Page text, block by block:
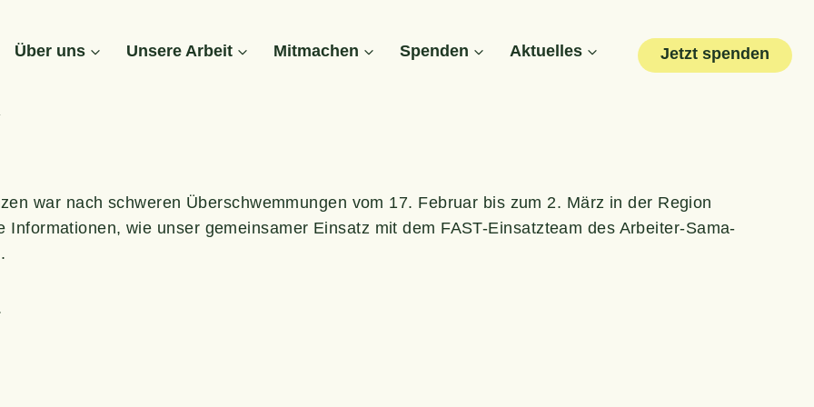
Über uns Unse­re Arbeit Mit­ma­chen Spen­den Aktu­el­les Jetzt spenden
war nach schwe­ren Über­schwem­mun­gen vom 17. Febru­ar bis zum 2. März in der Regi­on
Infor­ma­tio­nen, wie unser gemein­sa­mer Ein­satz mit dem FAST-Ein­satz­team des Arbei­ter-Sama­